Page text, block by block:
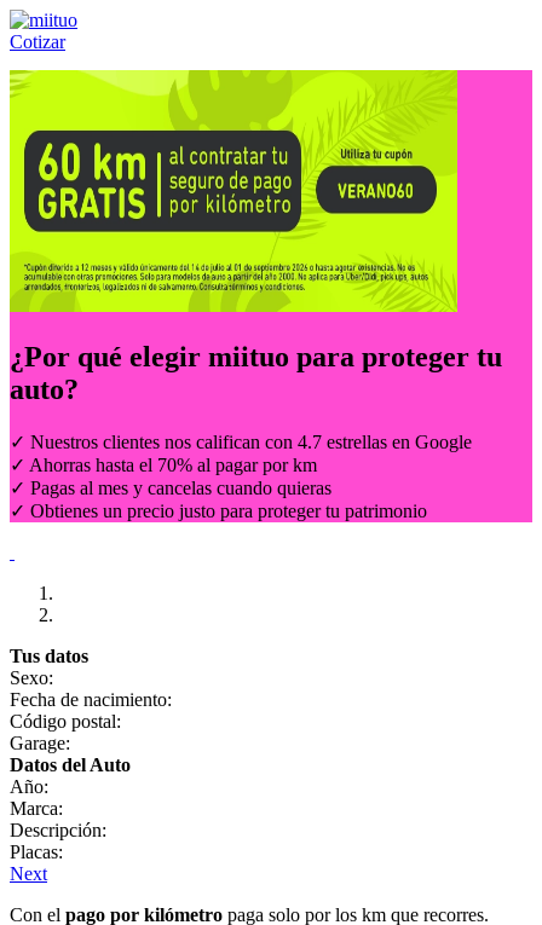
Cotizar
Llámanos al:(55) 84-21-05-00 ó
¿Por qué elegir miituo para proteger tu
auto?
✓ Nuestros clientes nos califican con 4.7 estrellas en Google
✓ Ahorras hasta el 70% al pagar por km
✓ Pagas al mes y cancelas cuando quieras
✓ Obtienes un precio justo para proteger tu patrimonio
Tus datos
Sexo:
Fecha de nacimiento:
Código postal:
Garage:
Datos del Auto
Año:
Marca:
Descripción:
Placas:
Next
Con el pago por kilómetro paga solo por los km que recorres.